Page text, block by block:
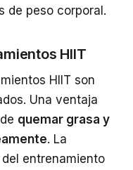
de peso corporal.
HIIT
HIIT son
Una ventaja
quemar grasa y
. La
entrenamiento